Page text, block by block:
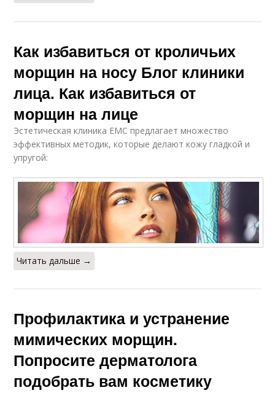
Как избавиться от кроличьих
морщин на носу Блог клиники
лица. Как избавиться от
морщин на лице
Эстетическая клиника ЕМС предлагает множество
эффективных методик, которые делают кожу гладкой и
упругой:
Читать дальше →
Профилактика и устранение
мимических морщин.
Попросите дерматолога
подобрать вам косметику